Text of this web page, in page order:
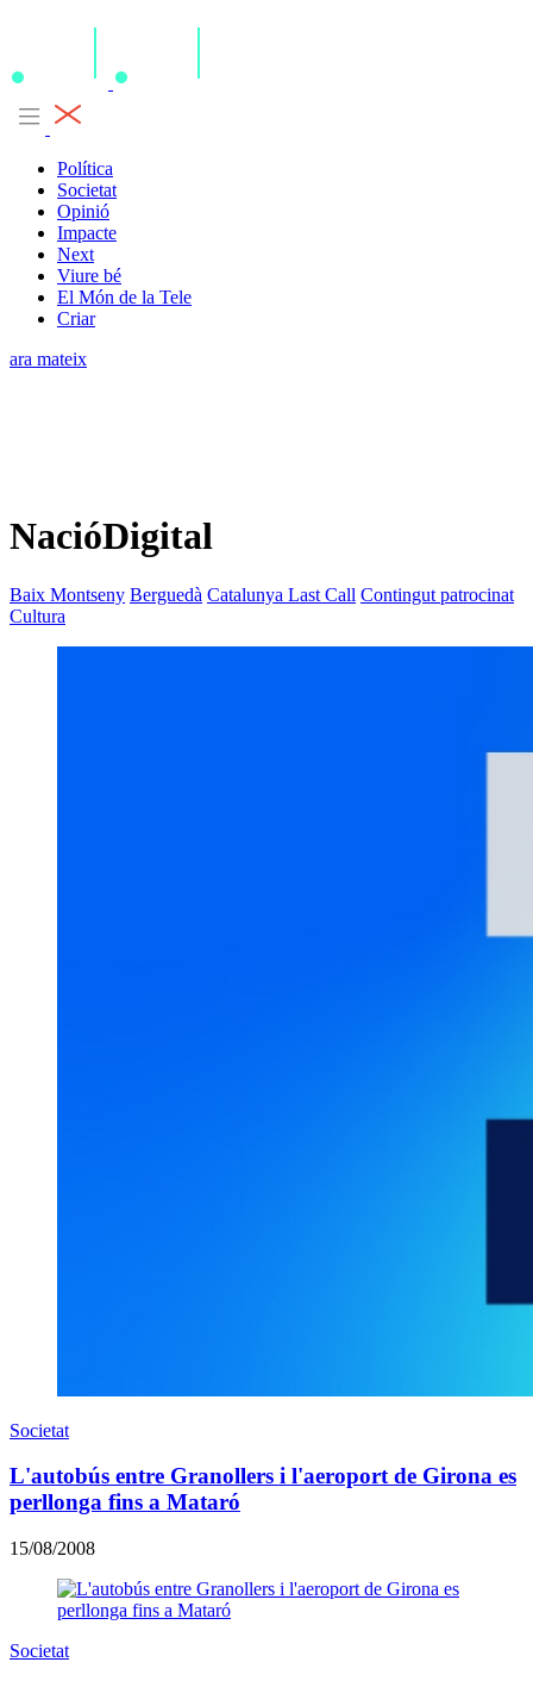
Política
Societat
Opinió
Impacte
Next
Viure bé
El Món de la Tele
Criar
ara mateix
NacióDigital
Baix Montseny Berguedà Catalunya Last Call Contingut patrocinat
Cultura
Societat
L'autobús entre Granollers i l'aeroport de Girona es
perllonga fins a Mataró
15/08/2008
Societat